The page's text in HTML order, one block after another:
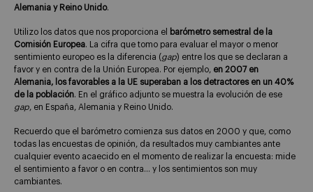
Alemania y Reino Unido.
Utilizo los datos que nos proporciona el
barómetro semestral de la
Comisión Europea. La cifra que tomo para evaluar el mayor o menor
sentimiento europeo es la diferencia (gap) entre los que se declaran a
favor y en contra de la Unión Europea. Por ejemplo, en 2007 en
Alemania, los favorables a la UE superaban a los detractores en un 40%
de la población. En el gráfico adjunto se muestra la evolución de ese
gap, en España, Alemania y Reino Unido.
Recuerdo que el barómetro comienza sus datos en 2000 y que, como
todas las encuestas de opinión, da resultados muy cambiantes ante
cualquier evento acaecido en el momento de realizar la encuesta: mide
el sentimiento a favor o en contra… y los sentimientos son muy
cambiantes.